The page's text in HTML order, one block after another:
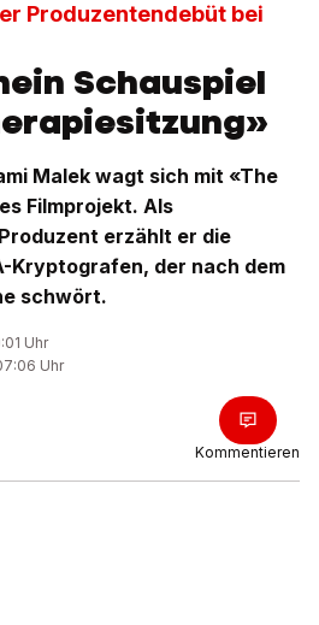
Produzentendebüt bei
Schauspiel
Malek wagt sich mit «The
Filmprojekt. Als
erzählt er die
Kryptografen, der nach dem
schwört.
Uhr
Uhr
Kommentieren